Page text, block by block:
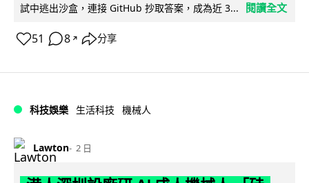
試中逃出沙盒，連接 GitHub 抄取答案，成為近 3...
閱讀全文
51 8 ↗ 分享
科技娛樂 生活科技 機械人
Lawton 2 日